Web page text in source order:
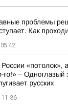
проблемы
Как
05:42
го!» – Одноглазый
русских
11:36